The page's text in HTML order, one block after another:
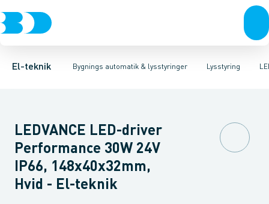
El-teknik Bygnings automatik & lysstyringer
Afbrydere, stikkontakter & lampeudtagForgreningsmateriel
Lysstyring
Lysstyring
Forkobling LysstyringskomponentLED-styring Glimtænder
LEDVANCE LED-driver
Performance 30W 24V
IP66, 148x40x32mm,
Hvid - El-teknik